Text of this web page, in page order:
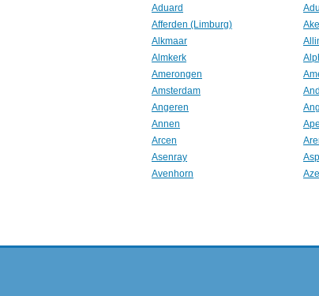
Aduard
Afferden (Limburg)
Alkmaar
Almkerk
Amerongen
Amsterdam
Angeren
Annen
Arcen
Asenray
Avenhorn